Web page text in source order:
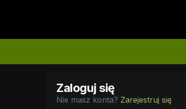
Zaloguj się
Nie masz konta? Zarejestruj się